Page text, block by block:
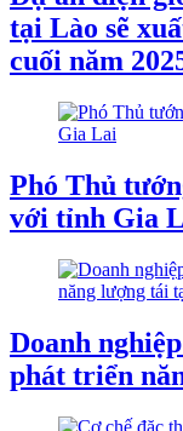
tại Lào sẽ
cuối năm
Phó Thủ
với tỉnh Gia
Doanh
phát triển